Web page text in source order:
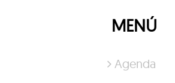
MENÚ
Agenda